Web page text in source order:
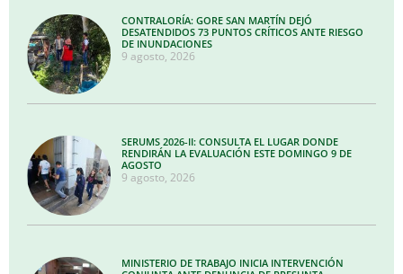
CONTRALORÍA: GORE SAN MARTÍN DEJÓ
DESATENDIDOS 73 PUNTOS CRÍTICOS ANTE RIESGO
DE INUNDACIONES
9 agosto, 2026
SERUMS 2026-II: CONSULTA EL LUGAR DONDE
RENDIRÁN LA EVALUACIÓN ESTE DOMINGO 9 DE
AGOSTO
9 agosto, 2026
MINISTERIO DE TRABAJO INICIA INTERVENCIÓN